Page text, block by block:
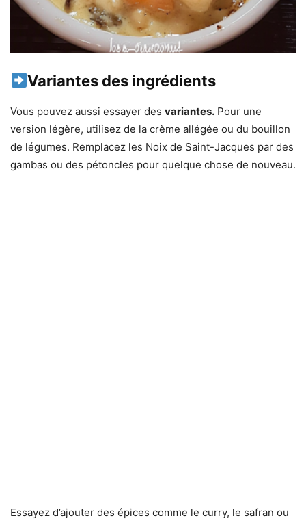
Variantes des ingrédients
Vous pouvez aussi essayer des variantes. Pour une
version légère, utilisez de la crème allégée ou du bouillon
de légumes. Remplacez les Noix de Saint-Jacques par des
gambas ou des pétoncles pour quelque chose de nouveau.
Essayez d’ajouter des épices comme le curry, le safran ou